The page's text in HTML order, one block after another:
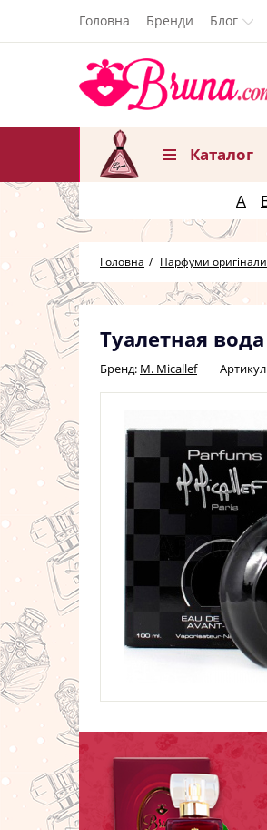
Головна Бренди Блог
Каталог
A
Головна Парфуми оригінали
Туалетная
Бренд: M. Micallef